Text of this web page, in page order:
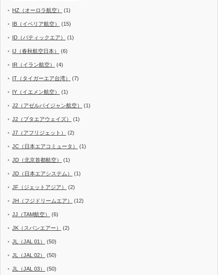
HZ（オーロラ航空） (1)
IB（イベリア航空） (15)
ID（バティックエア） (1)
IJ（春秋航空日本） (6)
IR（イラン航空） (4)
IT（タイガーエア台湾） (7)
IY（イエメン航空） (1)
J2（アゼルバイジャン航空） (1)
J2（ブタエアウェイズ） (1)
J7（アフリジェット） (2)
JC（日本エアコミュータ） (1)
JD（北京首都航空） (1)
JD（日本エアシステム） (1)
JF（ジェットアジア） (2)
JH（フジドリームエア） (12)
JJ（TAM航空） (6)
JK（スパンエアー） (2)
JL（JAL 01） (50)
JL（JAL 02） (50)
JL（JAL 03） (50)